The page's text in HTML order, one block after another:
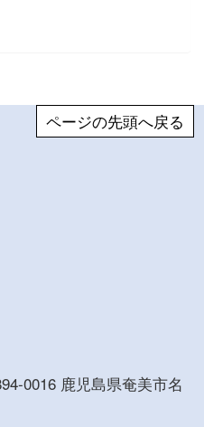
ページの先頭へ戻る
0016 鹿児島県奄美市名